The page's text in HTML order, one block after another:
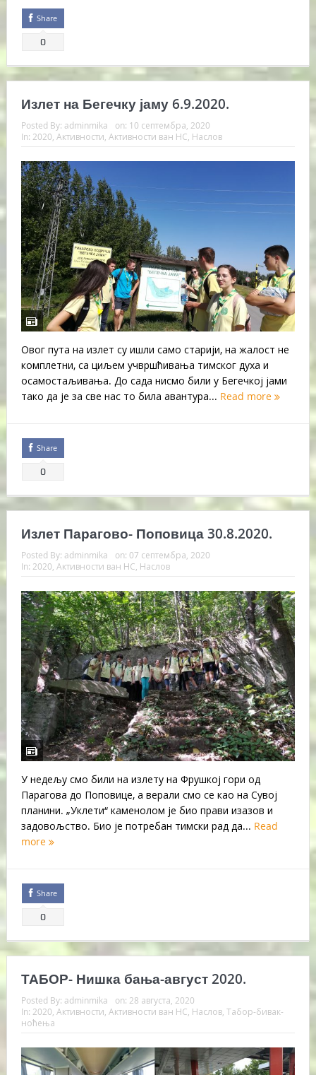
Share
0
Излет на Бегечку јаму 6.9.2020.
Posted By: adminmika on: 10 септембра, 2020
In: 2020 Активности Активности ван НС Наслов
Овог пута на излет су ишли само старији, на жалост не
комплетни, са циљем учвршћивања тимског духа и
осамостаљивања. До сада нисмо били у Бегечкој јами
тако да је за све нас то била авантура... Read more
Share
0
Излет Парагово- Поповица 30.8.2020.
Posted By: adminmika on: 07 септембра, 2020
In: 2020 Активности ван НС Наслов
У недељу смо били на излету на Фрушкој гори од
Парагова до Поповице, а верали смо се као на Сувој
планини. „Уклети“ каменолом је био прави изазов и
задовољство. Био је потребан тимски рад да... Read
more
Share
0
ТАБОР- Нишка бања-август 2020.
Posted By: adminmika on: 28 августа, 2020
In: 2020 Активности Активности ван НС Наслов, Табор-бивак-
ноћења